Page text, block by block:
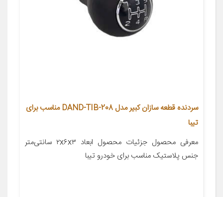
سردنده قطعه سازان کبیر مدل DAND-TIB-208 مناسب برای
تیبا
معرفی محصول جزئیات محصول ابعاد ۲x۶x۳ سانتی‌متر
جنس پلاستیک مناسب برای خودرو تیبا